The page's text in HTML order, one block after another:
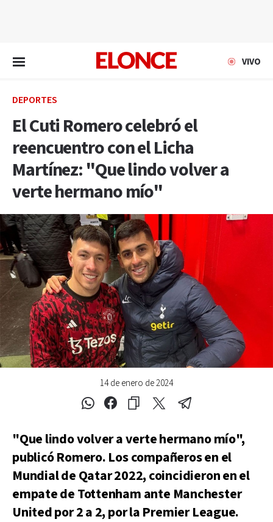
VIVO
DEPORTES
El Cuti Romero celebró el
reencuentro con el Licha
Martínez: "Que lindo volver a
verte hermano mío"
14 de enero de 2024
"Que lindo volver a verte hermano mío",
publicó Romero. Los compañeros en el
Mundial de Qatar 2022, coincidieron en el
empate de Tottenham ante Manchester
United por 2 a 2, por la Premier League.